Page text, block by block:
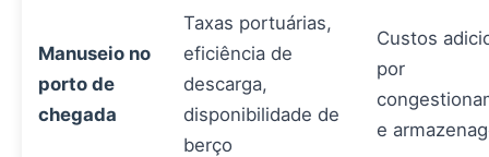
Manuseio no
porto de
chegada
Taxas portuárias,
eficiência de
descarga,
disponibilidade de
berço
Custos
por
e